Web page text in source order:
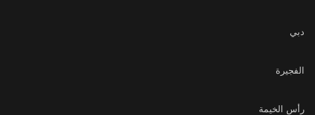
دبي
الفجيرة
رأس الخيمة